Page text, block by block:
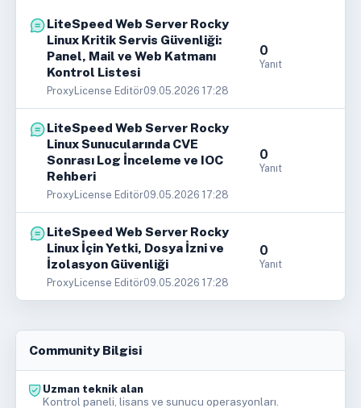
LiteSpeed Web Server Rocky
Linux Kritik Servis Güvenliği:
Panel, Mail ve Web Katmanı
Kontrol Listesi
ProxyLicense Editör09.05.2026 17:28
0
Yanıt
LiteSpeed Web Server Rocky
Linux Sunucularında CVE
Sonrası Log İnceleme ve IOC
Rehberi
ProxyLicense Editör09.05.2026 17:28
0
Yanıt
LiteSpeed Web Server Rocky
Linux İçin Yetki, Dosya İzni ve
İzolasyon Güvenliği
ProxyLicense Editör09.05.2026 17:28
0
Yanıt
Community Bilgisi
Uzman teknik alan
Kontrol paneli, lisans ve sunucu operasyonları.